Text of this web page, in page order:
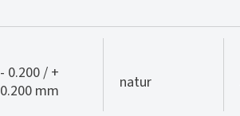
- 0.200 / +
0.200 mm
natur